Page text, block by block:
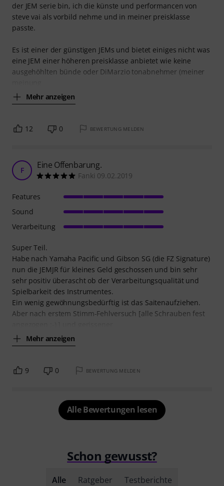
der JEM serie bin, ich die künste und performancen von
steve vai als vorbild nehme und in meiner preisklasse
passte.
Es ist einer der günstigen JEMs und bietet einiges nicht was
eine JEM einer höheren preisklasse anbietet wie keine
ausgehöhlten bünde oder DiMarzio tonabnehmer (meiner
Mehr anzeigen
12 0 BEWERTUNG MELDEN
F Eine Offenbarung.
Fanki 09.02.2019
Super Teil.
Habe nach Yamaha Pacific und Gibson SG (die FZ Signature)
nun die JEMJR für kleines Geld geschossen und bin sehr
sehr positiv überascht ob der Verarbeitungsqualität und
Spielbarkeit des Instrumentes.
Ein wenig gewöhnungsbedürftig ist das Saitenaufziehen.
Aber nach erstem Stimm-Fehlversuch [alle Schrauben fest
Mehr anzeigen
Features
Sound
Verarbeitung
9 0 BEWERTUNG MELDEN
Alle Bewertungen lesen
Schon gewusst?
Alle Ratgeber Testberichte